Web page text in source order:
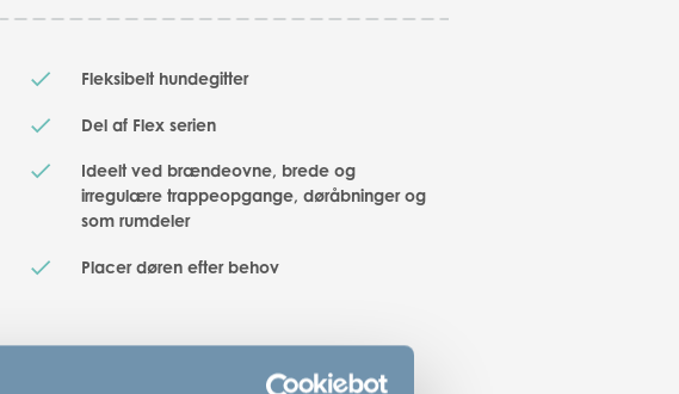
Fleksibelt hundegitter
Del af Flex serien
Ideelt ved brændeovne, brede og
irregulære trappeopgange, døråbninger og
som rumdeler
Placer døren efter behov